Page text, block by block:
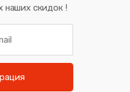
наших скидок !